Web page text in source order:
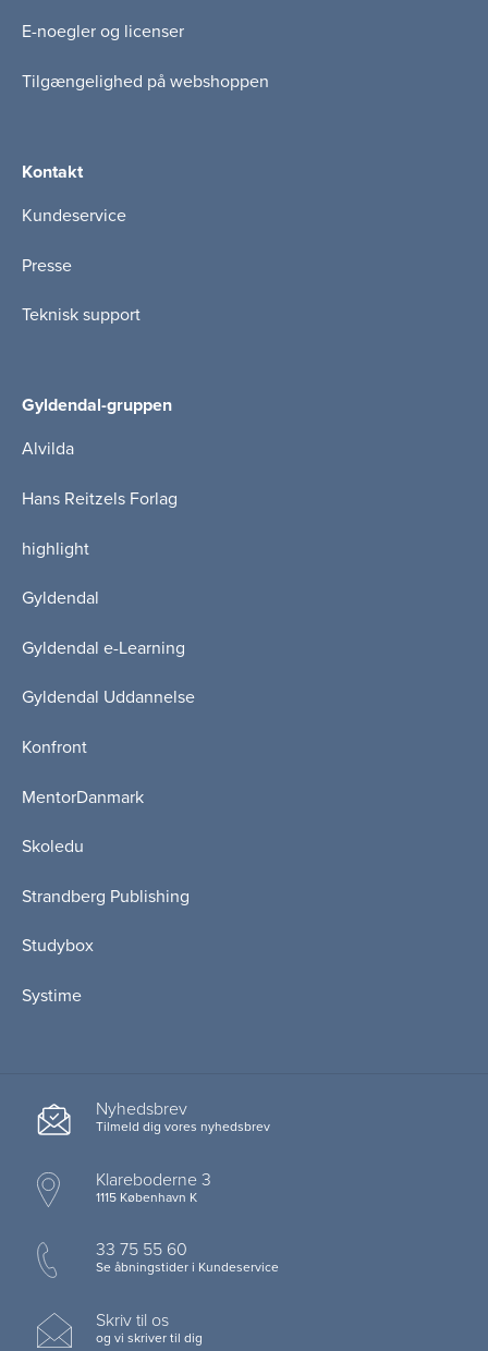
E-noegler og licenser
Tilgængelighed på webshoppen
Kontakt
Kundeservice
Presse
Teknisk support
Gyldendal-gruppen
Alvilda
Hans Reitzels Forlag
highlight
Gyldendal
Gyldendal e-Learning
Gyldendal Uddannelse
Konfront
MentorDanmark
Skoledu
Strandberg Publishing
Studybox
Systime
Nyhedsbrev
Tilmeld dig vores nyhedsbrev
Klareboderne 3
1115 København K
33 75 55 60
Se åbningstider i Kundeservice
Skriv til os
og vi skriver til dig